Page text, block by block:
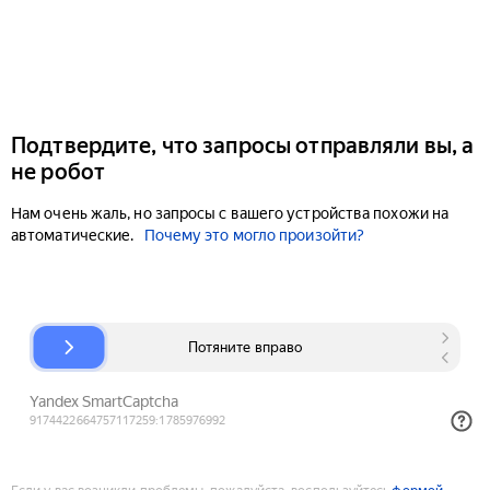
Подтвердите, что запросы отправляли вы, а
не робот
Нам очень жаль, но запросы с вашего устройства похожи на
автоматические.
Почему это могло произойти?